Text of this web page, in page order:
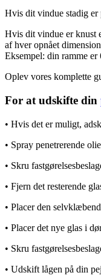
Hvis dit vindue stadig er
Hvis dit vindue er knust
af hver opnået
Eksempel: din ramme
Oplev vores komplette
For at udskifte din
• Hvis det er muligt,
• Spray penetrerende
• Skru
• Fjern det resterende
• Placer den
• Placer det nye glas i
• Skru
• Udskift lågen på din